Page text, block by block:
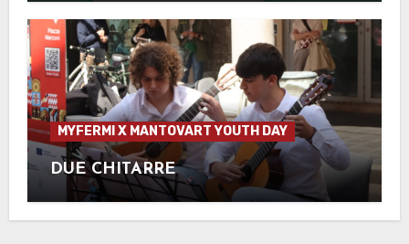
MYFERMI X MANTOVART YOUTH DAY
DUE CHITARRE